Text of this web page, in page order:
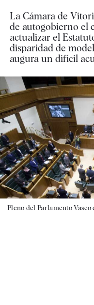
La Cámara de
de autogobierno el
actualizar el
disparidad de
augura un difícil
Pleno del Parlamento